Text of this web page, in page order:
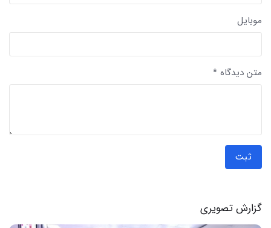
موبایل
متن دیدگاه *
ثبت
گزارش تصویری